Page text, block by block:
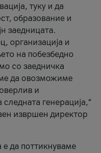
туку и да
образование и
заедницата.
организација и
на побезбедно
со заедничка
да овозможиме
и
следната генерација,“
извршен директор
е да поттикнуваме